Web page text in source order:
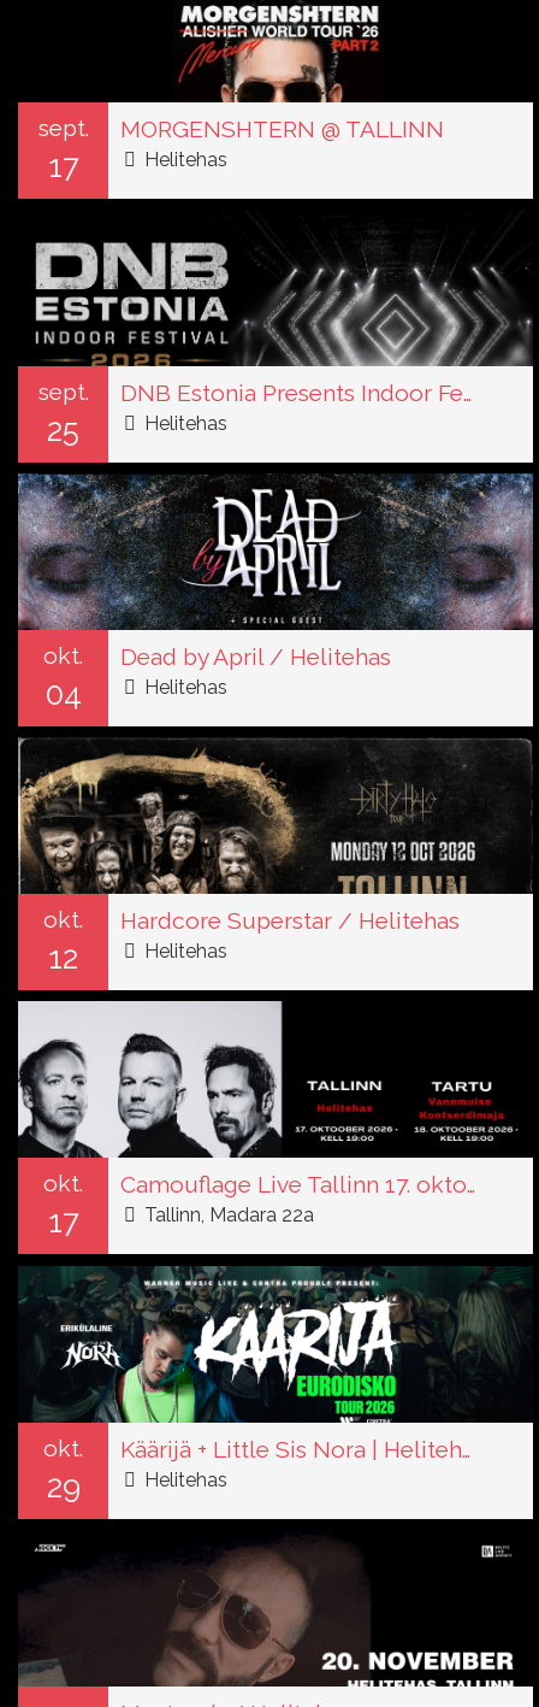
sept.
17
MORGENSHTERN @ TALLINN
Helitehas
sept.
25
DNB Estonia Presents Indoor Festival 2026 @ Helitehas
Helitehas
okt.
04
Dead by April / Helitehas
Helitehas
okt.
12
Hardcore Superstar / Helitehas
Helitehas
okt.
17
Camouflage Live Tallinn 17. oktoober 2026
Tallinn, Madara 22a
okt.
29
Käärijä + Little Sis Nora | Helitehas | 29.10.2026
Helitehas